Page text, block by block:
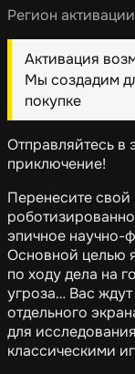
Регион
Активация
Мы создадим
покупке
Отправляйтесь в
приключение!
Перенесите
эпичное научно-
Основной целью
по ходу дела на
угроза… Вас
отдельного
для
классическими